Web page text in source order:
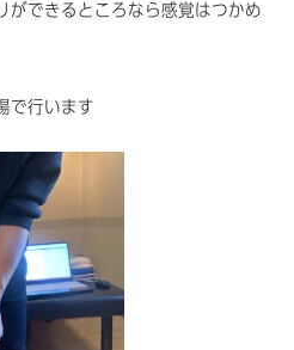
ができるところなら感覚はつかめ
で行います